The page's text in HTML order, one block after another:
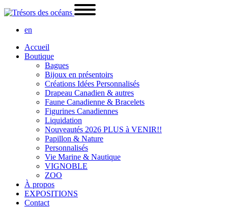
en
Accueil
Boutique
Bagues
Bijoux en présentoirs
Créations Idées Personnalisés
Drapeau Canadien & autres
Faune Canadienne & Bracelets
Figurines Canadiennes
Liquidation
Nouveautés 2026 PLUS à VENIR!!
Papillon & Nature
Personnalisés
Vie Marine & Nautique
VIGNOBLE
ZOO
À propos
EXPOSITIONS
Contact